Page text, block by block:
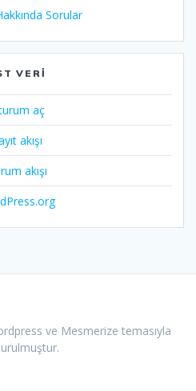
Sorular
VERI
aç
akışı
akışı
ve Mesmerize temasıyla